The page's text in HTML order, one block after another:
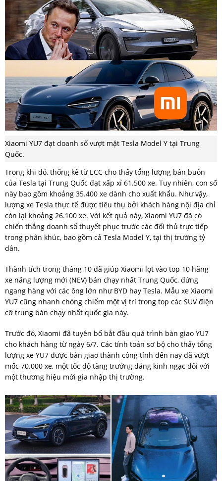
Xiaomi YU7 đạt doanh số vượt mặt Tesla Model Y tại Trung
Quốc.
Trong khi đó, thống kê từ ECC cho thấy tổng lượng bán buôn
của Tesla tại Trung Quốc đạt xấp xỉ 61.500 xe. Tuy nhiên, con số
này bao gồm khoảng 35.400 xe dành cho xuất khẩu. Như vậy,
lượng xe Tesla thực tế được tiêu thụ bởi khách hàng nội địa chỉ
còn lại khoảng 26.100 xe. Với kết quả này, Xiaomi YU7 đã có
chiến thắng doanh số thuyết phục trước các đối thủ trực tiếp
trong phân khúc, bao gồm cả Tesla Model Y, tại thị trường tỷ
dân.
Thành tích trong tháng 10 đã giúp Xiaomi lọt vào top 10 hãng
xe năng lượng mới (NEV) bán chạy nhất Trung Quốc, đứng
ngang hàng với các ông lớn như BYD hay Tesla. Mẫu xe Xiaomi
YU7 cũng nhanh chóng chiếm một vị trí trong top các SUV điện
cỡ trung bán chạy nhất quốc gia này.
Trước đó, Xiaomi đã tuyên bố bắt đầu quá trình bàn giao YU7
cho khách hàng từ ngày 6/7. Các tính toán sơ bộ cho thấy tổng
lượng xe YU7 được bàn giao thành công tính đến nay đã vượt
mốc 70.000 xe, một tốc độ tăng trưởng đáng kinh ngạc đối với
một thương hiệu mới gia nhập thị trường.